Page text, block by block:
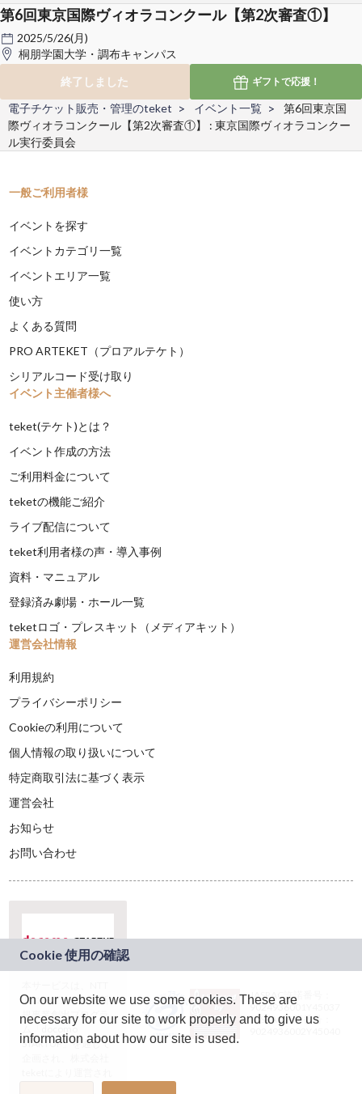
第6回東京国際ヴィオラコンクール【第2次審査①】
2025/5/26(月)
桐朋学園大学・調布キャンパス
終了しました
ギフトで応援！
電子チケット販売・管理のteket イベント一覧
第6回東京国
際ヴィオラコンクール【第2次審査①】 : 東京国際ヴィオラコンクー
ル実行委員会
一般ご利用者様
イベントを探す
イベントカテゴリ一覧
イベントエリア一覧
使い方
よくある質問
PRO ARTEKET（プロアルテケト）
シリアルコード受け取り
イベント主催者様へ
teket(テケト)とは？
イベント作成の方法
ご利用料金について
teketの機能ご紹介
ライブ配信について
teket利用者様の声・導入事例
資料・マニュアル
登録済み劇場・ホール一覧
teketロゴ・プレスキット（メディアキット）
運営会社情報
利用規約
プライバシーポリシー
Cookieの利用について
個人情報の取り扱いについて
特定商取引法に基づく表示
運営会社
お知らせ
お問い合わせ
ドコモグループの新
規事業創出プログラ
ム「docomo
STARTUP」を通じて
JASRAC許諾番号：
9024936001Y45037
JASRAC許諾番号：
On our website we use some cookies. These are
necessary for our site to work properly and to give us
information about how our site is used.